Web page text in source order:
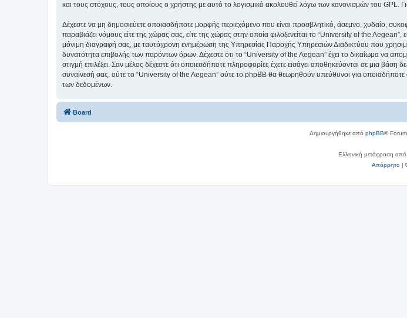
και τους στόχους, τους οποίους ο χρήστης με αυτό το λογισμικό ακολουθεί λόγω των κανονισμών του GPL.
Δέχεστε να μη δημοσιεύετε οποιασδήποτε μορφής περιεχόμενο που είναι προσβλητικό, άσεμνο, χυδαίο,
παραβιάζει νόμους είτε της χώρας σας, είτε της χώρας στην οποία φιλοξενείται το “University of the Aegean”,
μόνιμη διαγραφή σας, με ταυτόχρονη ενημέρωση της Υπηρεσίας Παροχής Υπηρεσιών Διαδικτύου που
δυνατότητα επιβολής των παρόντων όρων. Δέχεστε ότι το “University of the Aegean” έχει το δικαίωμα να
στιγμή επιλέξει. Σαν μέλος δέχεστε ότι οποιεσδήποτε πληροφορίες έχετε εισάγει αποθηκεύονται σε μια
συναίνεσή σας, ούτε το “University of the Aegean” ούτε το phpBB θα θεωρηθούν υπεύθυνοι για
των δεδομένων.
Board
Δημιουργήθηκε από phpBB®
Ελληνική μετάφραση από
Απόρρητο|